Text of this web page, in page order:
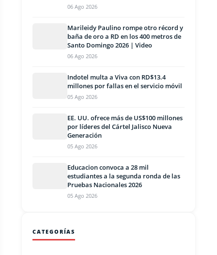
06 Ago 2026
Marileidy Paulino rompe otro récord y
baña de oro a RD en los 400 metros de
Santo Domingo 2026 | Video
06 Ago 2026
Indotel multa a Viva con RD$13.4
millones por fallas en el servicio móvil
05 Ago 2026
EE. UU. ofrece más de US$100 millones
por líderes del Cártel Jalisco Nueva
Generación
05 Ago 2026
Educacion convoca a 28 mil
estudiantes a la segunda ronda de las
Pruebas Nacionales 2026
05 Ago 2026
CATEGORÍAS